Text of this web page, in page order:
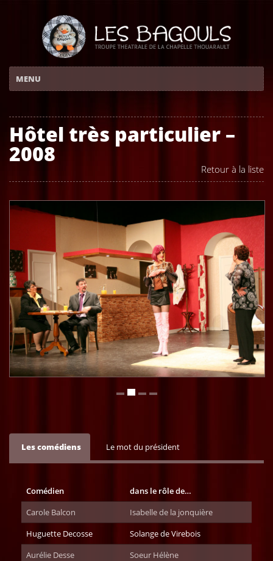
Hôtel très particulier –
2008
Retour à la liste
Les comédiens Le mot du président
Comédien
dans le rôle de…
Carole Balcon
Isabelle de la jonquière
Huguette Decosse
Solange de Virebois
Aurélie Desse
Soeur Hélène